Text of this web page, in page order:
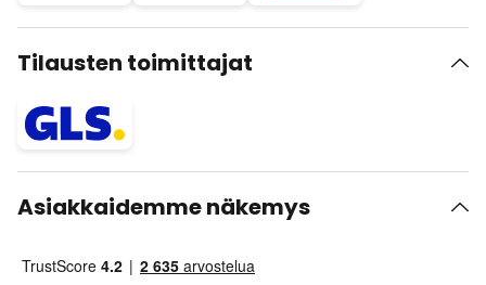
Tilausten toimittajat
Asiakkaidemme näkemys